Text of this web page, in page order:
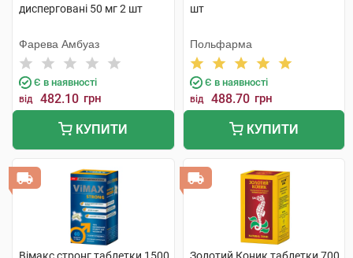
дисперговані 50 мг 2 шт
Фарева Амбуаз
Є в наявності
від 482.10 грн
КУПИТИ
шт
Польфарма
Є в наявності
від 488.70 грн
КУПИТИ